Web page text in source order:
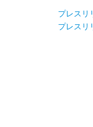
プレスリ
プレスリ